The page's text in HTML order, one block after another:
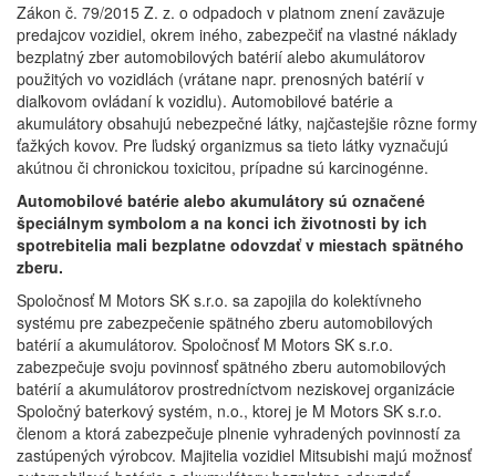
Zákon č. 79/2015 Z. z. o odpadoch v platnom znení zaväzuje
predajcov vozidiel, okrem iného, zabezpečiť na vlastné náklady
bezplatný zber automobilových batérií alebo akumulátorov
použitých vo vozidlách (vrátane napr. prenosných batérií v
diaľkovom ovládaní k vozidlu). Automobilové batérie a
akumulátory obsahujú nebezpečné látky, najčastejšie rôzne formy
ťažkých kovov. Pre ľudský organizmus sa tieto látky vyznačujú
akútnou či chronickou toxicitou, prípadne sú karcinogénne.
Automobilové batérie alebo akumulátory sú označené
špeciálnym symbolom a na konci ich životnosti by ich
spotrebitelia mali bezplatne odovzdať v miestach spätného
zberu.
Spoločnosť M Motors SK s.r.o. sa zapojila do kolektívneho
systému pre zabezpečenie spätného zberu automobilových
batérií a akumulátorov. Spoločnosť M Motors SK s.r.o.
zabezpečuje svoju povinnosť spätného zberu automobilových
batérií a akumulátorov prostredníctvom neziskovej organizácie
Spoločný baterkový systém, n.o., ktorej je M Motors SK s.r.o.
členom a ktorá zabezpečuje plnenie vyhradených povinností za
zastúpených výrobcov. Majitelia vozidiel Mitsubishi majú možnosť